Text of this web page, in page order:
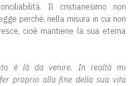
Il cristianesimo non
perché, nella misura in cui non
cioè mantiene la sua eterna
è là da venire. In realtà mi
proprio alla fine della sua vita